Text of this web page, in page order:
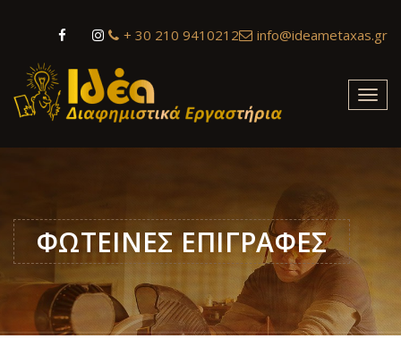
+ 30 210 9410212 info@ideametaxas.gr
ΦΩΤΕΙΝΕΣ ΕΠΙΓΡΑΦΕΣ